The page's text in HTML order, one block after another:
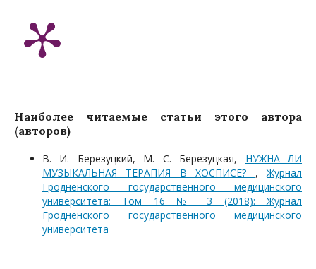
Наиболее читаемые статьи этого автора
(авторов)
В. И. Березуцкий, М. С. Березуцкая, НУЖНА ЛИ
МУЗЫКАЛЬНАЯ ТЕРАПИЯ В ХОСПИСЕ? ,Журнал
Гродненского государственного медицинского
университета: Том 16 № 3 (2018): Журнал
Гродненского государственного медицинского
университета